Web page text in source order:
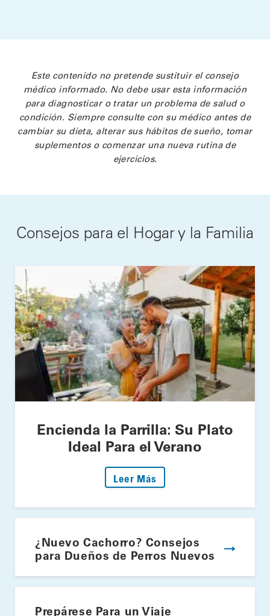
Este contenido no pretende sustituir el consejo
médico informado. No debe usar esta información
para diagnosticar o tratar un problema de salud o
condición. Siempre consulte con su médico antes de
cambiar su dieta, alterar sus hábitos de sueño, tomar
suplementos o comenzar una nueva rutina de
ejercicios.
Consejos para el Hogar y la Familia
Encienda la Parrilla: Su Plato
Ideal Para el Verano
Leer Más
¿Nuevo Cachorro? Consejos
para Dueños de Perros Nuevos
Prepárese Para un Viaje